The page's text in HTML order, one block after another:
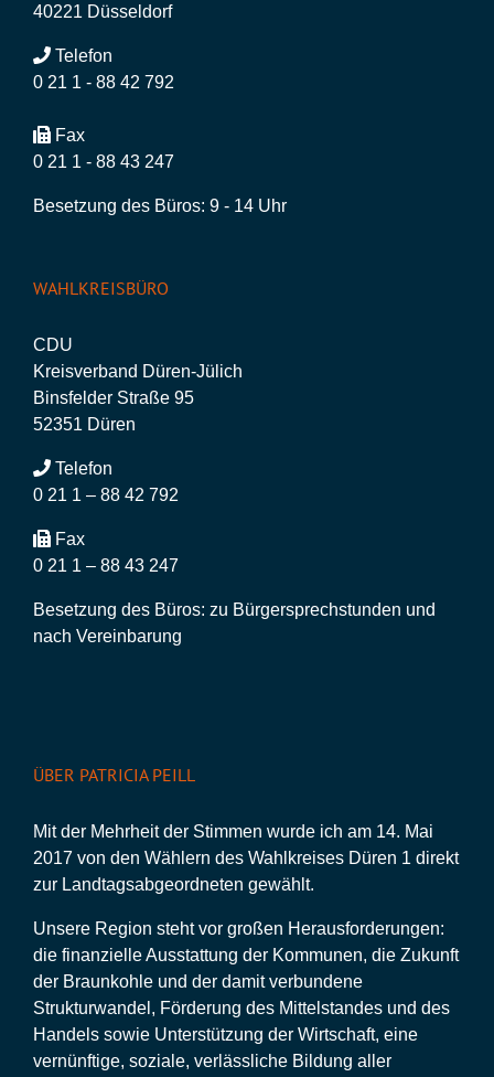
40221 Düsseldorf
Telefon
0 21 1 - 88 42 792
Fax
0 21 1 - 88 43 247
Besetzung des Büros: 9 - 14 Uhr
WAHLKREISBÜRO
CDU
Kreisverband Düren-Jülich
Binsfelder Straße 95
52351 Düren
Telefon
0 21 1 – 88 42 792
Fax
0 21 1 – 88 43 247
Besetzung des Büros: zu Bürgersprechstunden und
nach Vereinbarung
ÜBER PATRICIA PEILL
Mit der Mehrheit der Stimmen wurde ich am 14. Mai
2017 von den Wählern des Wahlkreises Düren 1 direkt
zur Landtagsabgeordneten gewählt.
Unsere Region steht vor großen Herausforderungen:
die finanzielle Ausstattung der Kommunen, die Zukunft
der Braunkohle und der damit verbundene
Strukturwandel, Förderung des Mittelstandes und des
Handels sowie Unterstützung der Wirtschaft, eine
vernünftige, soziale, verlässliche Bildung aller